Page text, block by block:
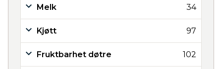
Melk 34
Kjøtt 97
Fruktbarhet døtre 102